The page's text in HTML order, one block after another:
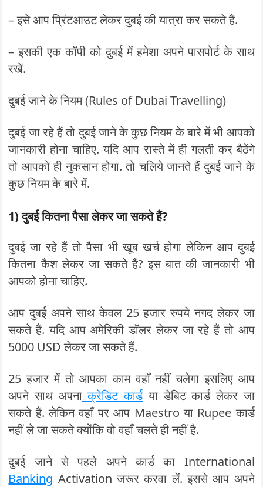
– इसे आप प्रिंटआउट लेकर दुबई की यात्रा कर सकते हैं.
– इसकी एक कॉपी को दुबई में हमेशा अपने पासपोर्ट के साथ
रखें.
दुबई जाने के नियम (Rules of Dubai Travelling)
दुबई जा रहे हैं तो दुबई जाने के कुछ नियम के बारे में भी आपको
जानकारी होना चाहिए. यदि आप रास्ते में ही गलती कर बैठेंगे
तो आपको ही नुकसान होगा. तो चलिये जानते हैं दुबई जाने के
कुछ नियम के बारे में.
1) दुबई कितना पैसा लेकर जा सकते हैं?
दुबई जा रहे हैं तो पैसा भी खूब खर्च होगा लेकिन आप दुबई
कितना कैश लेकर जा सकते हैं? इस बात की जानकारी भी
आपको होना चाहिए.
आप दुबई अपने साथ केवल 25 हजार रुपये नगद लेकर जा
सकते हैं. यदि आप अमेरिकी डॉलर लेकर जा रहे हैं तो आप
5000 USD लेकर जा सकते हैं.
25 हजार में तो आपका काम वहाँ नहीं चलेगा इसलिए आप
अपने साथ अपनाक्रेडिट कार्डया डेबिट कार्ड लेकर जा
सकते हैं. लेकिन वहाँ पर आप Maestro या Rupee कार्ड
नहीं ले जा सकते क्योंकि वो वहाँ चलते ही नहीं है.
दुबई जाने से पहले अपने कार्ड का International
Banking Activation जरूर करवा लें. इससे आप अपने